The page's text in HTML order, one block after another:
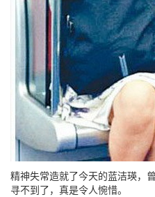
精神失常造就了今天的蓝洁瑛，
寻不到了，真是令人惋惜。